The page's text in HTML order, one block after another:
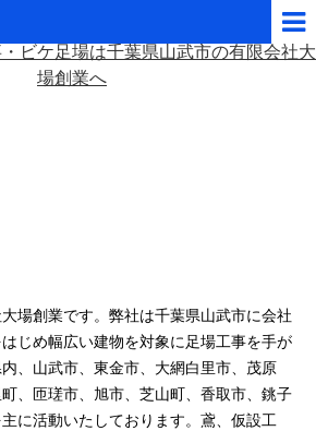
場創業です。弊社は千葉県山武市に会社
じめ幅広い建物を対象に足場工事を手が
、山武市、東金市、大網白里市、茂原
、匝瑳市、旭市、芝山町、香取市、銚子
に活動いたしております。鳶、仮設工